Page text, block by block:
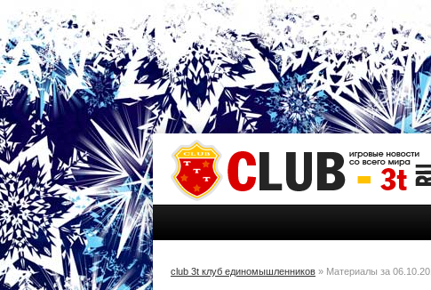
club 3t клуб единомышленников » Материалы за